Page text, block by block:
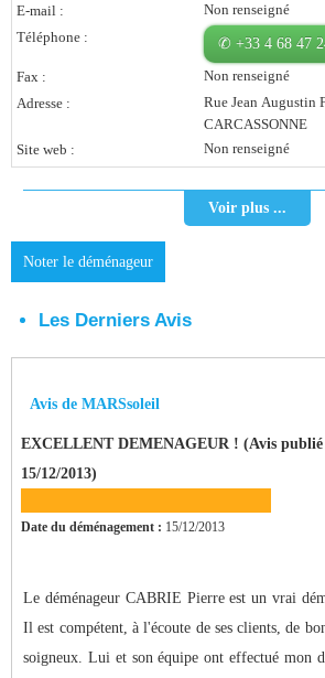
Quels Bénéfices Pour Ma Société ?
Témoignages Adhérents
Comment S’inscrire ?
Donnez Votre Avis
E-mail :
Non renseigné
Téléphone :
✆ +33 4 68 47
Fax :
Non renseigné
Adresse :
Rue Jean Augustin
CARCASSONNE
Site web :
Non renseigné
Voir plus ...
Noter le déménageur
Les Derniers Avis
Avis de MARSsoleil
EXCELLENT DEMENAGEUR ! (Avis publié
15/12/2013)
Date du déménagement : 15/12/2013
Le déménageur CABRIE Pierre est un vrai
Il est compétent, à l'écoute de ses clients, de
soigneux. Lui et son équipe ont effectué mon